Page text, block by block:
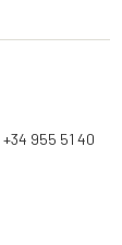
+34 955 51 40